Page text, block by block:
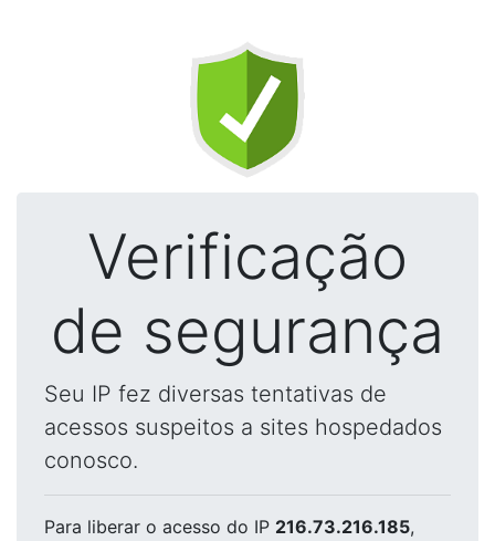
Verificação
de segurança
Seu IP fez diversas tentativas de
acessos suspeitos a sites hospedados
conosco.
Para liberar o acesso do IP 216.73.216.185,